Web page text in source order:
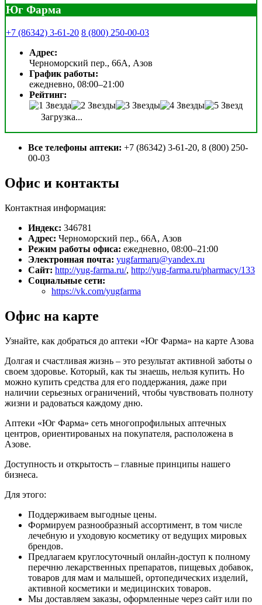
Юг Фарма
+7 (86342) 3-61-20 8 (800) 250-00-03
Адрес:
Черноморский пер., 66А, Азов
График работы:
ежедневно, 08:00–21:00
Рейтинг:
Загрузка...
Все телефоны аптеки: +7 (86342) 3-61-20, 8 (800) 250-
00-03
Офис и контакты
Контактная информация:
Индекс: 346781
Адрес: Черноморский пер., 66А, Азов
Режим работы офиса: ежедневно, 08:00–21:00
Электронная почта: yugfarmaru@yandex.ru
Сайт: http://yug-farma.ru/, http://yug-farma.ru/pharmacy/133
Социальные сети:
https://vk.com/yugfarma
Офис на карте
Узнайте, как добраться до аптеки «Юг Фарма» на карте Азова
Долгая и счастливая жизнь – это результат активной заботы о
своем здоровье. Который, как ты знаешь, нельзя купить. Но
можно купить средства для его поддержания, даже при
наличии серьезных ограничений, чтобы чувствовать полноту
жизни и радоваться каждому дню.
Аптеки «Юг Фарма» сеть многопрофильных аптечных
центров, ориентированых на покупателя, расположена в
Азове.
Доступность и открытость – главные принципы нашего
бизнеса.
Для этого:
Поддерживаем выгодные цены.
Формируем разнообразный ассортимент, в том числе
лечебную и уходовую косметику от ведущих мировых
брендов.
Предлагаем круглосуточный онлайн-доступ к полному
перечню лекарственных препаратов, пищевых добавок,
товаров для мам и малышей, ортопедических изделий,
активной косметики и медицинских товаров.
Мы доставляем заказы, оформленные через сайт или по